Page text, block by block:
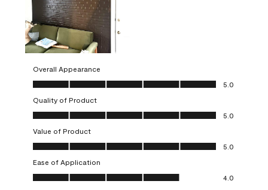
Overall Appearance
Overall Appearance, 5.0 out of 5
5.0
Quality of Product
Quality of Product, 5.0 out of 5
5.0
Value of Product
Value of Product, 5.0 out of 5
5.0
Ease of Application
Ease of Application, 4.0 out of 5
4.0